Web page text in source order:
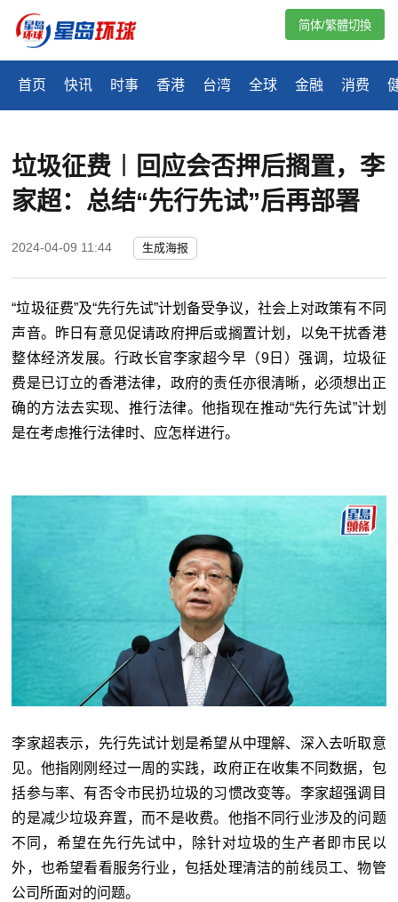
首页 快讯 时事 香港 台湾 全球 金融 消费
简体/繁體切換
垃圾征费︱回应会否押后搁置，李
家超：总结“先行先试”后再部署
2024-04-09 11:44 生成海报
“垃圾征费”及“先行先试”计划备受争议，社会上对政策有不同
声音。昨日有意见促请政府押后或搁置计划，以免干扰香港
整体经济发展。行政长官李家超今早（9日）强调，垃圾征
费是已订立的香港法律，政府的责任亦很清晰，必须想出正
确的方法去实现、推行法律。他指现在推动“先行先试”计划
是在考虑推行法律时、应怎样进行。
李家超表示，先行先试计划是希望从中理解、深入去听取意
见。他指刚刚经过一周的实践，政府正在收集不同数据，包
括参与率、有否令市民扔垃圾的习惯改变等。李家超强调目
的是减少垃圾弃置，而不是收费。他指不同行业涉及的问题
不同，希望在先行先试中，除针对垃圾的生产者即市民以
外，也希望看看服务行业，包括处理清洁的前线员工、物管
公司所面对的问题。